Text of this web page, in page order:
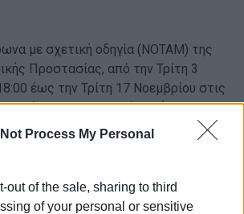
Process My Personal
out of the sale, sharing to third
of your personal or sensitive
με σχετική οδηγία (NOTAM) της
Προστασίας, από την Τρίτη 3
έως την Τρίτη 17 Νοεμβρίου στις
όλες οι επιβατικές πτήσεις του
και εξωτερικού από και προς τη
έχουν εισιτήριο για αυτήν την
για τις επιλογές τους είτε